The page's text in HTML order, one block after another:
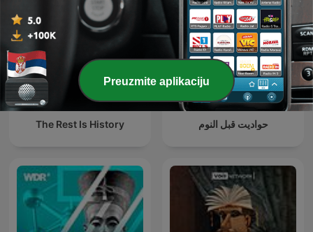
The Rest Is History حواديت قبل النوم
Preuzmite aplikaciju